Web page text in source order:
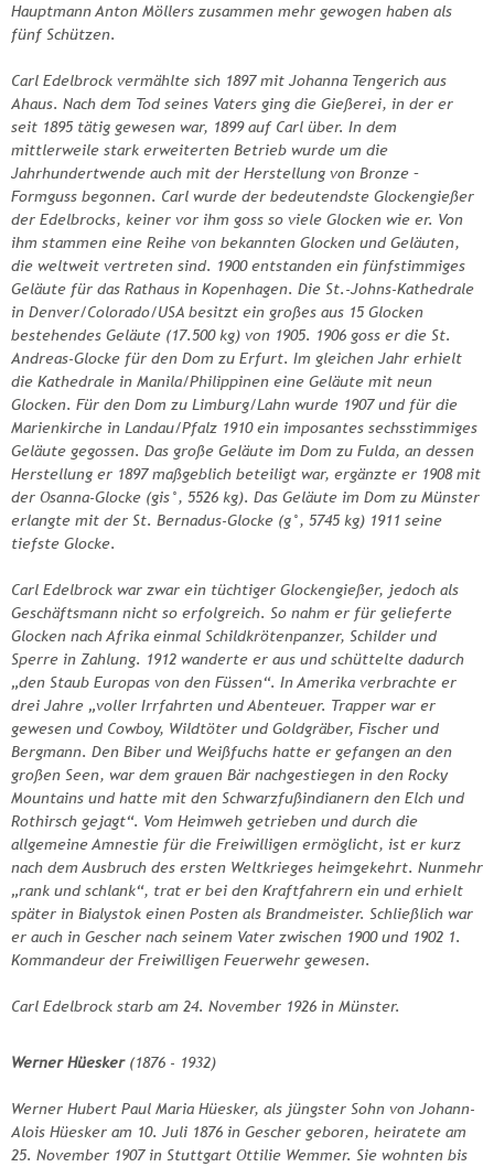
Hauptmann Anton Möllers zusammen mehr gewogen haben als
fünf Schützen.
Carl Edelbrock vermählte sich 1897 mit Johanna Tengerich aus
Ahaus. Nach dem Tod seines Vaters ging die Gießerei, in der er
seit 1895 tätig gewesen war, 1899 auf Carl über. In dem
mittlerweile stark erweiterten Betrieb wurde um die
Jahrhundertwende auch mit der Herstellung von Bronze –
Formguss begonnen. Carl wurde der bedeutendste Glockengießer
der Edelbrocks, keiner vor ihm goss so viele Glocken wie er. Von
ihm stammen eine Reihe von bekannten Glocken und Geläuten,
die weltweit vertreten sind. 1900 entstanden ein fünfstimmiges
Geläute für das Rathaus in Kopenhagen. Die St.-Johns-Kathedrale
in Denver/Colorado/USA besitzt ein großes aus 15 Glocken
bestehendes Geläute (17.500 kg) von 1905. 1906 goss er die St.
Andreas-Glocke für den Dom zu Erfurt. Im gleichen Jahr erhielt
die Kathedrale in Manila/Philippinen eine Geläute mit neun
Glocken. Für den Dom zu Limburg/Lahn wurde 1907 und für die
Marienkirche in Landau/Pfalz 1910 ein imposantes sechsstimmiges
Geläute gegossen. Das große Geläute im Dom zu Fulda, an dessen
Herstellung er 1897 maßgeblich beteiligt war, ergänzte er 1908 mit
der Osanna-Glocke (gis°, 5526 kg). Das Geläute im Dom zu Münster
erlangte mit der St. Bernadus-Glocke (g°, 5745 kg) 1911 seine
tiefste Glocke.
Carl Edelbrock war zwar ein tüchtiger Glockengießer, jedoch als
Geschäftsmann nicht so erfolgreich. So nahm er für gelieferte
Glocken nach Afrika einmal Schildkrötenpanzer, Schilder und
Sperre in Zahlung. 1912 wanderte er aus und schüttelte dadurch
„den Staub Europas von den Füssen“. In Amerika verbrachte er
drei Jahre „voller Irrfahrten und Abenteuer. Trapper war er
gewesen und Cowboy, Wildtöter und Goldgräber, Fischer und
Bergmann. Den Biber und Weißfuchs hatte er gefangen an den
großen Seen, war dem grauen Bär nachgestiegen in den Rocky
Mountains und hatte mit den Schwarzfußindianern den Elch und
Rothirsch gejagt“. Vom Heimweh getrieben und durch die
allgemeine Amnestie für die Freiwilligen ermöglicht, ist er kurz
nach dem Ausbruch des ersten Weltkrieges heimgekehrt. Nunmehr
„rank und schlank“, trat er bei den Kraftfahrern ein und erhielt
später in Bialystok einen Posten als Brandmeister. Schließlich war
er auch in Gescher nach seinem Vater zwischen 1900 und 1902 1.
Kommandeur der Freiwilligen Feuerwehr gewesen.
Carl Edelbrock starb am 24. November 1926 in Münster.
Werner Hüesker(1876 - 1932)
Werner Hubert Paul Maria Hüesker, als jüngster Sohn von Johann-
Alois Hüesker am 10. Juli 1876 in Gescher geboren, heiratete am
25. November 1907 in Stuttgart Ottilie Wemmer. Sie wohnten bis